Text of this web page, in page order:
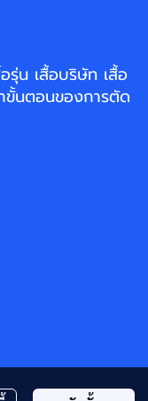
รุ่น เสื้อบริษัท เสื้อ
ขั้นตอนของการตัด